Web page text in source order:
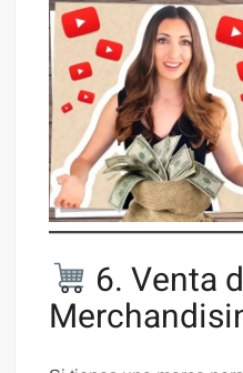
6. Venta